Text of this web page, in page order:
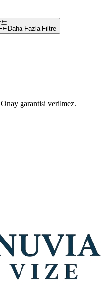
Daha Fazla Filtre
garantisi verilmez.